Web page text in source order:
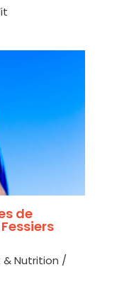
de
& Nutrition /